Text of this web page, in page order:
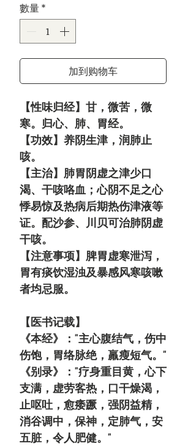
格
數量*
加到购物车
【性味归经】甘，微苦，微
寒。归心、肺、胃经。
【功效】养阴生津，润肺止
咳。
【主治】肺胃阴虚之津少口
渴、干咳咯血；心阴不足之心
悸易惊及热病后期热伤津液等
证。配沙参、川贝可治肺阴虚
干咳。
【注意事项】脾胃虚寒泄泻，
胃有痰饮湿浊及暴感风寒咳嗽
者均忌服。
【医书记载】
《本经》："主心腹结气，伤中
伤饱，胃络脉绝，羸瘦短气。"
《别录》："疗身重目黄，心下
支满，虚劳客热，口干燥渴，
止呕吐，愈痿蹶，强阴益精，
消谷调中，保神，定肺气，安
五脏，令人肥健。"